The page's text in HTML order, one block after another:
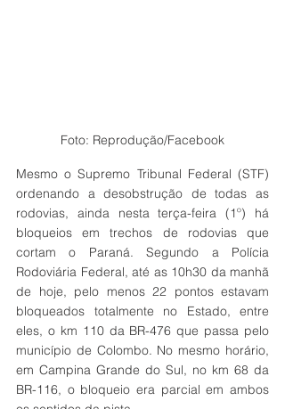
Foto: Reprodução/Facebook
Mesmo o Supremo Tribunal Federal (STF)
ordenando a desobstrução de todas as
rodovias, ainda nesta terça-feira (1º) há
bloqueios em trechos de rodovias que
cortam o Paraná. Segundo a Polícia
Rodoviária Federal, até as 10h30 da manhã
de hoje, pelo menos 22 pontos estavam
bloqueados totalmente no Estado, entre
eles, o km 110 da BR-476 que passa pelo
município de Colombo. No mesmo horário,
em Campina Grande do Sul, no km 68 da
BR-116, o bloqueio era parcial em ambos